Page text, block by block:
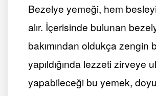
Bezelye yemeği, hem
alır. İçerisinde bulunan
bakımından oldukça
yapıldığında lezzeti zirveye
yapabileceği bu yemek,